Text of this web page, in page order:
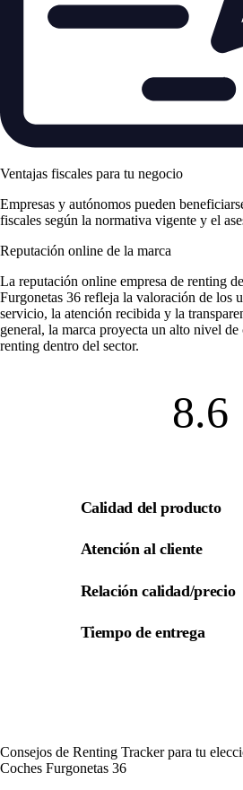
Ventajas fiscales para tu negocio
Empresas y autónomos pueden
fiscales según la normativa vigente y el
Reputación online de la marca
La reputación online empresa de renting
Furgonetas 36 refleja la valoración de los
servicio, la atención recibida y la
general, la marca proyecta un alto nivel de
renting dentro del sector.
8.6
Calidad del producto
Atención al cliente
Relación calidad/precio
Tiempo de entrega
Consejos de Renting Tracker para tu
Coches Furgonetas 36